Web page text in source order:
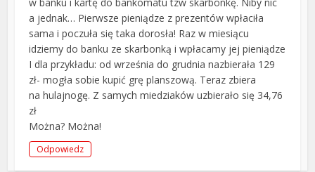
w banku i kartę do bankomatu tzw skarbonkę. Niby nic
a jednak… Pierwsze pieniądze z prezentów wpłaciła
sama i poczuła się taka dorosła! Raz w miesiącu
idziemy do banku ze skarbonką i wpłacamy jej pieniądze
I dla przykładu: od września do grudnia nazbierała 129
zł- mogła sobie kupić grę planszową. Teraz zbiera
na hulajnogę. Z samych miedziaków uzbierało się 34,76
zł
Można? Można!
Odpowiedz